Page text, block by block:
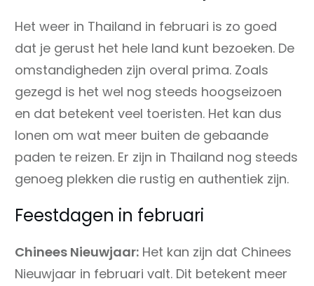
Het weer in Thailand in februari is zo goed
dat je gerust het hele land kunt bezoeken. De
omstandigheden zijn overal prima. Zoals
gezegd is het wel nog steeds hoogseizoen
en dat betekent veel toeristen. Het kan dus
lonen om wat meer buiten de gebaande
paden te reizen. Er zijn in Thailand nog steeds
genoeg plekken die rustig en authentiek zijn.
Feestdagen in februari
Chinees Nieuwjaar: Het kan zijn dat Chinees
Nieuwjaar in februari valt. Dit betekent meer